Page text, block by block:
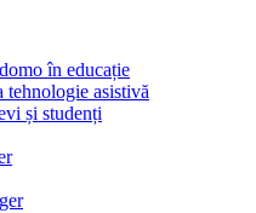
în educație
asistivă
și studenți